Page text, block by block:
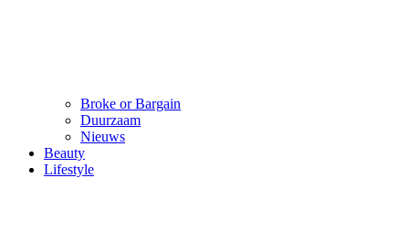
Broke or Bargain
Duurzaam
Nieuws
Beauty
Lifestyle